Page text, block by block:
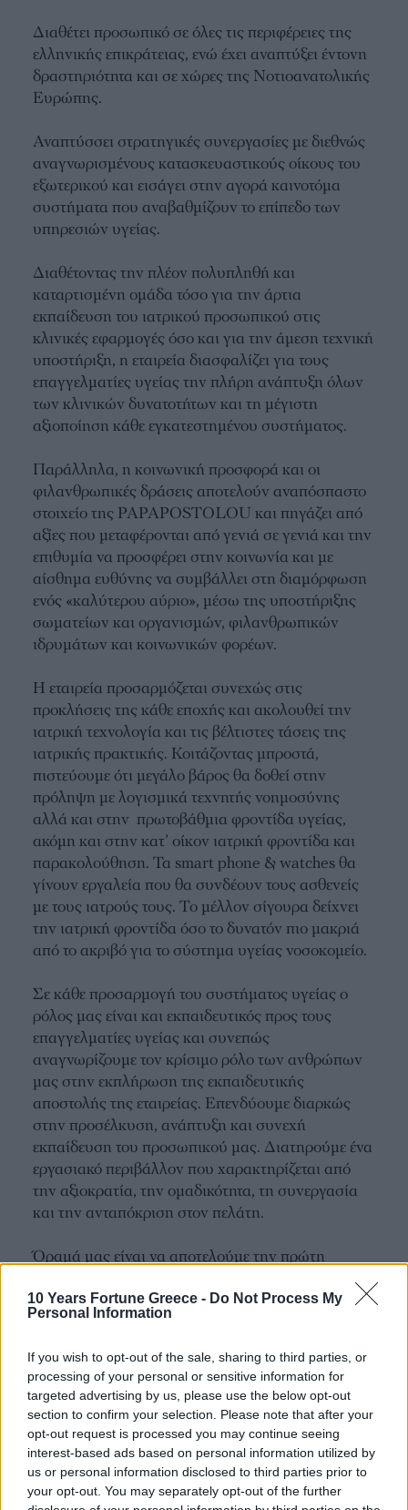
10 Years Fortune Greece - Do Not Process My
Personal Information
If you wish to opt-out of the sale, sharing to third parties, or
processing of your personal or sensitive information for
targeted advertising by us, please use the below opt-out
section to confirm your selection. Please note that after your
opt-out request is processed you may continue seeing
interest-based ads based on personal information utilized by
us or personal information disclosed to third parties prior to
your opt-out. You may separately opt-out of the further
Διαθέτει προσωπικό σε όλες τις περιφέρειες της
ελληνικής επικράτειας, ενώ έχει αναπτύξει έντονη
δραστηριότητα και σε χώρες της Νοτιοανατολικής
Ευρώπης.
Αναπτύσσει στρατηγικές συνεργασίες με διεθνώς
αναγνωρισμένους κατασκευαστικούς οίκους του
εξωτερικού και εισάγει στην αγορά καινοτόμα
συστήματα που αναβαθμίζουν το επίπεδο των
υπηρεσιών υγείας.
Διαθέτοντας την πλέον πολυπληθή και
καταρτισμένη ομάδα τόσο για την άρτια
εκπαίδευση του ιατρικού προσωπικού στις
κλινικές εφαρμογές όσο και για την άμεση τεχνική
υποστήριξη, η εταιρεία διασφαλίζει για τους
επαγγελματίες υγείας την πλήρη ανάπτυξη όλων
των κλινικών δυνατοτήτων και τη μέγιστη
αξιοποίηση κάθε εγκατεστημένου συστήματος.
Παράλληλα, η κοινωνική προσφορά και οι
φιλανθρωπικές δράσεις αποτελούν αναπόσπαστο
στοιχείο της PAPAPOSTOLOU και πηγάζει από
αξίες που μεταφέρονται από γενιά σε γενιά και την
επιθυμία να προσφέρει στην κοινωνία και με
αίσθημα ευθύνης να συμβάλλει στη διαμόρφωση
ενός «καλύτερου αύριο», μέσω της υποστήριξης
σωματείων και οργανισμών, φιλανθρωπικών
ιδρυμάτων και κοινωνικών φορέων.
Η εταιρεία προσαρμόζεται συνεχώς στις
προκλήσεις της κάθε εποχής και ακολουθεί την
ιατρική τεχνολογία και τις βέλτιστες τάσεις της
ιατρικής πρακτικής. Κοιτάζοντας μπροστά,
πιστεύουμε ότι μεγάλο βάρος θα δοθεί στην
πρόληψη με λογισμικά τεχνητής νοημοσύνης
αλλά και στην πρωτοβάθμια φροντίδα υγείας,
ακόμη και στην κατ’ οίκον ιατρική φροντίδα και
παρακολούθηση. Τα smart phone & watches θα
γίνουν εργαλεία που θα συνδέουν τους ασθενείς
με τους ιατρούς τους. Το μέλλον σίγουρα δείχνει
την ιατρική φροντίδα όσο το δυνατόν πιο μακριά
από το ακριβό για το σύστημα υγείας νοσοκομείο.
Σε κάθε προσαρμογή του συστήματος υγείας ο
ρόλος μας είναι και εκπαιδευτικός προς τους
επαγγελματίες υγείας και συνεπώς
αναγνωρίζουμε τον κρίσιμο ρόλο των ανθρώπων
μας στην εκπλήρωση της εκπαιδευτικής
αποστολής της εταιρείας. Επενδύουμε διαρκώς
στην προσέλκυση, ανάπτυξη και συνεχή
εκπαίδευση του προσωπικού μας. Διατηρούμε ένα
εργασιακό περιβάλλον που χαρακτηρίζεται από
την αξιοκρατία, την ομαδικότητα, τη συνεργασία
και την ανταπόκριση στον πελάτη.
Όραμά μας είναι να αποτελούμε την πρώτη
ως ο πλέον αξιόπιστος πάροχος ολοκληρωμένων
ιατροτεχνολογικών λύσεων. Η
δρόμο των επιτυχιών βασιζόμενη στη μακρόχρονη
ιστορία της, στις υψηλές αξίες που υπηρετεί και
στη δυναμική της μεγάλης ομάδας των
συνεργατών της.